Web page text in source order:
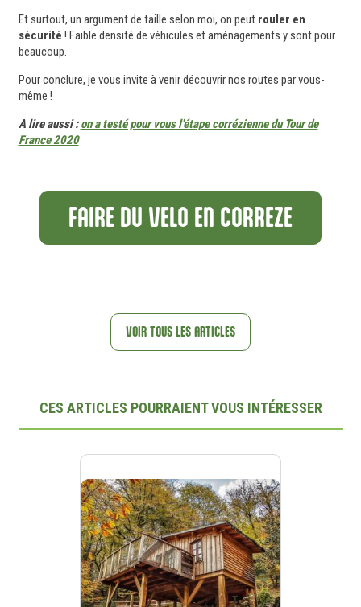
Et surtout, un argument de taille selon moi, on peut rouler en
sécurité ! Faible densité de véhicules et aménagements y sont pour
beaucoup.
Pour conclure, je vous invite à venir découvrir nos routes par vous-
même !
A lire aussi :on a testé pour vous l'étape corrézienne du Tour de
France 2020
FAIRE DU VELO EN CORREZE
VOIR TOUS LES ARTICLES
CES ARTICLES POURRAIENT VOUS INTÉRESSER